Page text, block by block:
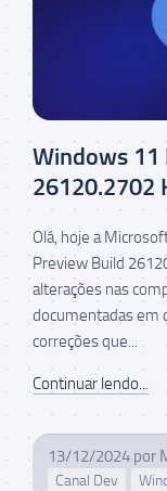
Windows 11
26120.2702
Olá, hoje a
Preview Build
alterações nas
documentadas em
correções que...
Continuar lendo...
13/12/2024 por
Canal Dev